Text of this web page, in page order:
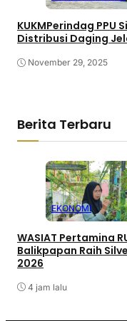
KUKMPerindag PPU
Distribusi Daging
November 29, 2025
Berita Terbaru
EKONOMI
WASIAT Pertamina
Balikpapan Raih
2026
4 jam lalu